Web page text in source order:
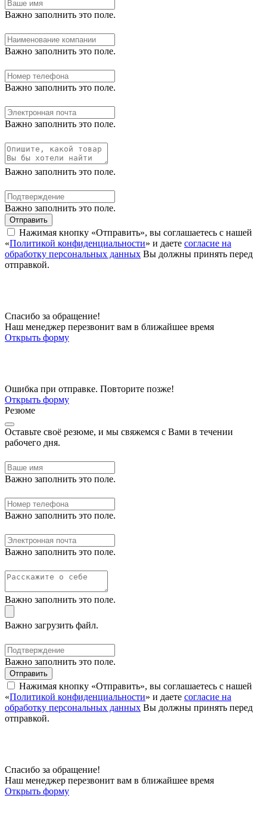
Важно заполнить это поле.
Важно заполнить это поле.
Важно заполнить это поле.
Важно заполнить это поле.
Важно заполнить это поле.
Важно заполнить это поле.
Отправить
Нажимая кнопку «Отправить», вы соглашаетесь с нашей
«Политикой конфиденциальности» и даете согласие на
обработку персональных данных Вы должны принять перед
отправкой.
Спасибо за обращение!
Наш менеджер перезвонит вам в ближайшее время
Открыть форму
Ошибка при отправке. Повторите позже!
Открыть форму
Резюме
Оставьте своё резюме, и мы свяжемся с Вами в течении
рабочего дня.
Важно заполнить это поле.
Важно заполнить это поле.
Важно заполнить это поле.
Важно заполнить это поле.
Важно загрузить файл.
Важно заполнить это поле.
Отправить
Нажимая кнопку «Отправить», вы соглашаетесь с нашей
«Политикой конфиденциальности» и даете согласие на
обработку персональных данных Вы должны принять перед
отправкой.
Спасибо за обращение!
Наш менеджер перезвонит вам в ближайшее время
Открыть форму